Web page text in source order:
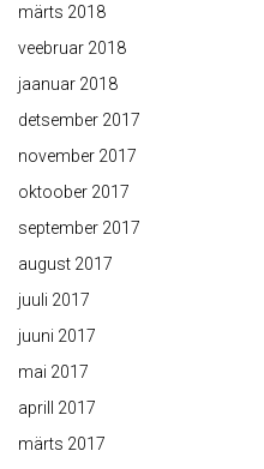
märts 2018
veebruar 2018
jaanuar 2018
detsember 2017
november 2017
oktoober 2017
september 2017
august 2017
juuli 2017
juuni 2017
mai 2017
aprill 2017
märts 2017